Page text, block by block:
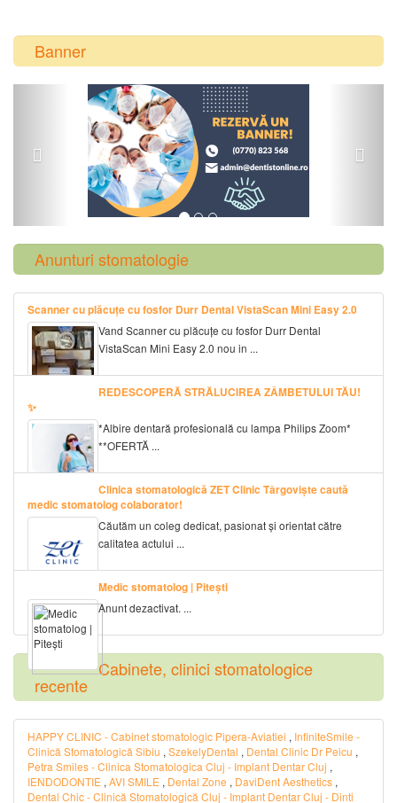
Banner
Previous
Anunturi stomatologie
Scanner cu plăcuțe cu fosfor Durr Dental VistaScan Mini Easy 2.0
Vand Scanner cu plăcuțe cu fosfor Durr Dental
VistaScan Mini Easy 2.0 nou in ...
REDESCOPERĂ STRĂLUCIREA ZÂMBETULUI TĂU!
✨
*Albire dentară profesională cu lampa Philips Zoom*
**OFERTĂ ...
Clinica stomatologică ZET Clinic Târgoviște caută
medic stomatolog colaborator!
Căutăm un coleg dedicat, pasionat și orientat către
calitatea actului ...
Medic stomatolog | Pitești
Anunt dezactivat. ...
Cabinete, clinici stomatologice
recente
HAPPY CLINIC - Cabinet stomatologic Pipera-Aviatiei , InfiniteSmile -
Clinică Stomatologică Sibiu , SzekelyDental , Dental Clinic Dr Peicu ,
Petra Smiles - Clinica Stomatologica Cluj - Implant Dentar Cluj ,
IENDODONTIE , AVI SMILE , Dental Zone , DaviDent Aesthetics ,
Dental Chic - Clinică Stomatologică Cluj - Implant Dentar Cluj - Dinti